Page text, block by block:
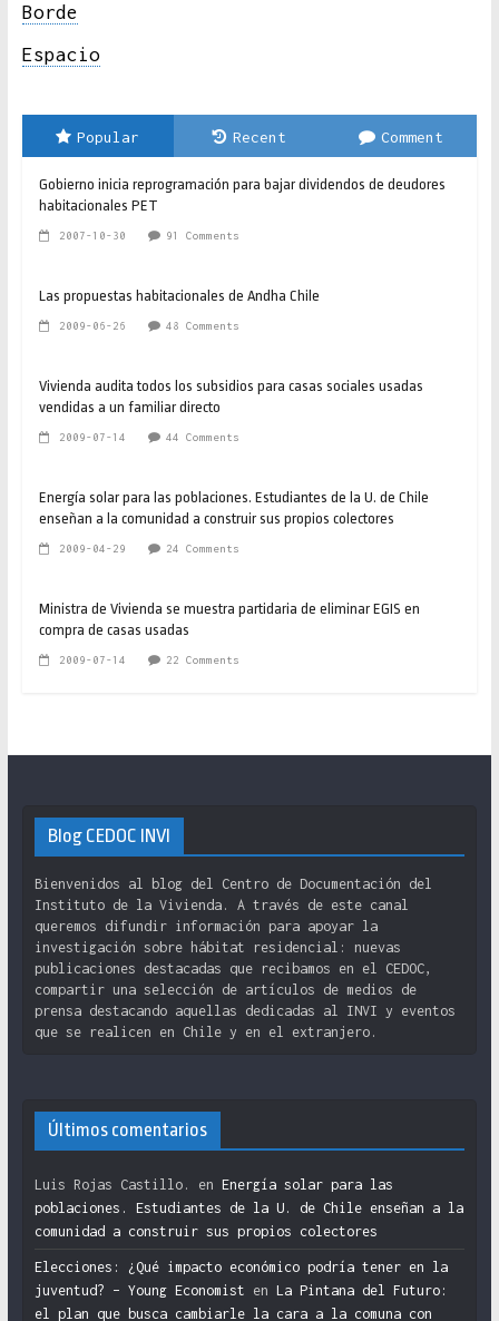
Borde
Espacio
Popular Recent Comment
Gobierno inicia reprogramación para bajar dividendos de deudores
habitacionales PET
2007-10-30 91 Comments
Las propuestas habitacionales de Andha Chile
2009-06-26 48 Comments
Vivienda audita todos los subsidios para casas sociales usadas
vendidas a un familiar directo
2009-07-14 44 Comments
Energía solar para las poblaciones. Estudiantes de la U. de Chile
enseñan a la comunidad a construir sus propios colectores
2009-04-29 24 Comments
Ministra de Vivienda se muestra partidaria de eliminar EGIS en
compra de casas usadas
2009-07-14 22 Comments
Blog CEDOC INVI
Bienvenidos al blog del Centro de Documentación del
Instituto de la Vivienda. A través de este canal
queremos difundir información para apoyar la
investigación sobre hábitat residencial: nuevas
publicaciones destacadas que recibamos en el CEDOC,
compartir una selección de artículos de medios de
prensa destacando aquellas dedicadas al INVI y eventos
que se realicen en Chile y en el extranjero.
Últimos comentarios
Luis Rojas Castillo. en Energía solar para las
poblaciones. Estudiantes de la U. de Chile enseñan a la
comunidad a construir sus propios colectores
Elecciones: ¿Qué impacto económico podría tener en la
juventud? – Young Economist en La Pintana del Futuro:
el plan que busca cambiarle la cara a la comuna con